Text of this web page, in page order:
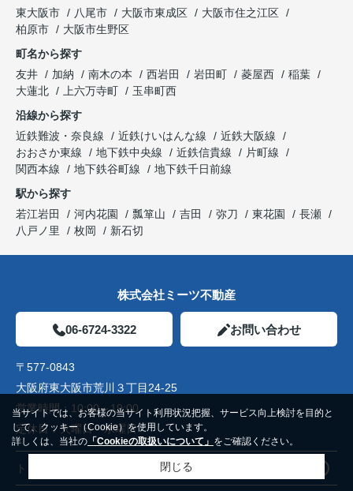
東大阪市
八尾市 大阪市東成区
大阪市住之江区
柏原市
大阪市生野区
町名から探す
友井
加納 南木の本 西岩田 岩田町 菱屋西
稲葉
大蓮北
上六万寺町
玉串町西
沿線から探す
近鉄難波・奈良線
近鉄けいはんな線
近鉄大阪線
おおさか東線
地下鉄中央線 近鉄信貴線
片町線
関西本線
地下鉄谷町線
地下鉄千日前線
駅から探す
若江岩田
河内花園 瓢箪山 吉田 弥刀 東花園
長瀬
八戸ノ里
枚岡 新石切
株式会社ミーツ不動産
06-6724-3322 お問い合わせ
〒577-0843
大阪府東大阪市荒川３丁目24-25
営業時間： 10:00～19:00
定休日：火曜日 水曜日
トップページ
当サイトでは、お客様の当サイト利用状況把握、サービス向上検討を目的と
して、クッキー（Cookie）を使用しています。
詳しくは、当社の 「Cookieの取扱いについて」 をご確認ください。
閉じる